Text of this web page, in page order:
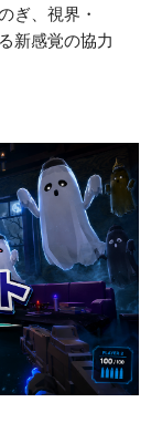
ぎ、視界・
新感覚の協力